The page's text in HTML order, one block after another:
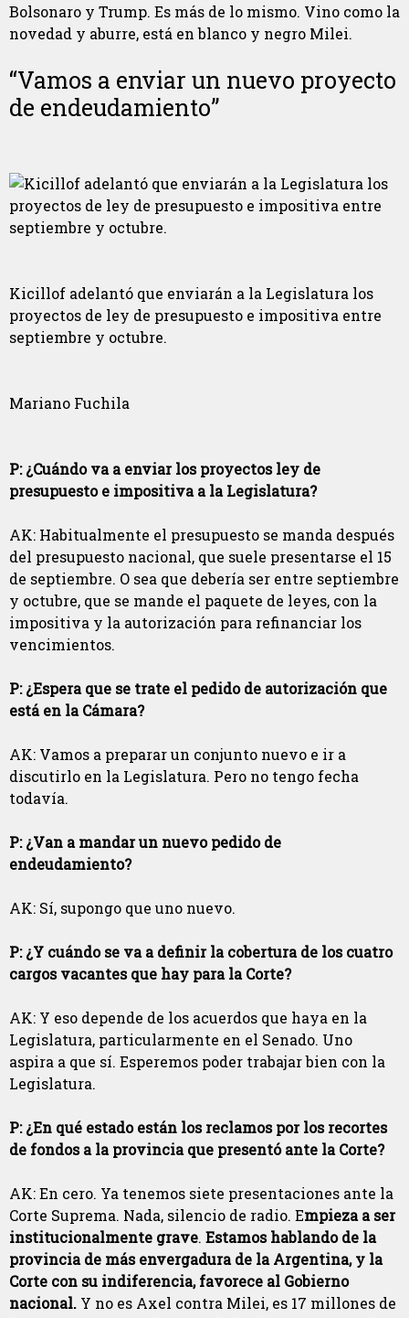
Bolsonaro y Trump. Es más de lo mismo. Vino como la
novedad y aburre, está en blanco y negro Milei.
“Vamos a enviar un nuevo proyecto
de endeudamiento”
Kicillof adelantó que enviarán a la Legislatura los
proyectos de ley de presupuesto e impositiva entre
septiembre y octubre.
Mariano Fuchila
P: ¿Cuándo va a enviar los proyectos ley de
presupuesto e impositiva a la Legislatura?
AK: Habitualmente el presupuesto se manda después
del presupuesto nacional, que suele presentarse el 15
de septiembre. O sea que debería ser entre septiembre
y octubre, que se mande el paquete de leyes, con la
impositiva y la autorización para refinanciar los
vencimientos.
P: ¿Espera que se trate el pedido de autorización que
está en la Cámara?
AK: Vamos a preparar un conjunto nuevo e ir a
discutirlo en la Legislatura. Pero no tengo fecha
todavía.
P: ¿Van a mandar un nuevo pedido de
endeudamiento?
AK: Sí, supongo que uno nuevo.
P: ¿Y cuándo se va a definir la cobertura de los cuatro
cargos vacantes que hay para la Corte?
AK: Y eso depende de los acuerdos que haya en la
Legislatura, particularmente en el Senado. Uno
aspira a que sí. Esperemos poder trabajar bien con la
Legislatura.
P: ¿En qué estado están los reclamos por los recortes
de fondos a la provincia que presentó ante la Corte?
AK: En cero. Ya tenemos siete presentaciones ante la
Corte Suprema. Nada, silencio de radio. Empieza a ser
institucionalmente grave. Estamos hablando de la
provincia de más envergadura de la Argentina, y la
Corte con su indiferencia, favorece al Gobierno
nacional. Y no es Axel contra Milei, es 17 millones de